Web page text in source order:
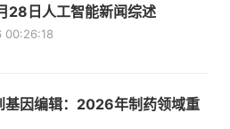
28日人工智能新闻综述
00:26:18
基因编辑：2026年制药领域重